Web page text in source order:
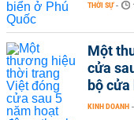
THỜI SỰ -
Một
cửa
bộ
KINH DOANH -